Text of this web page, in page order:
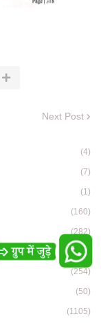
Next Post
(4)
(7)
(1)
(160)
(282)
(285)
(254)
(50)
(1105)